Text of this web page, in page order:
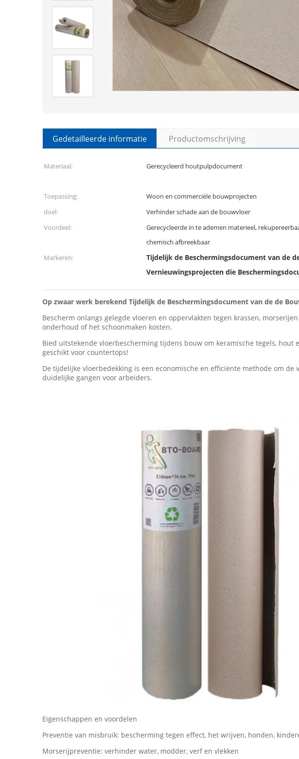
Gedetailleerde informatie Productomschrijving
Materiaal: Gerecycleerd houtpulpdocument
Toepassing:
Woon en commerciële bouwprojecten
doel:
Verhinder schade aan de bouwvloer
Voordeel:
Gerecycleerde in te ademen materieel,
chemisch afbreekbaar
Markeren: Tijdelijk de Beschermingsdocument van de
Vernieuwingsprojecten die
Op zwaar werk berekend Tijdelijk de Beschermingsdocument van de de
Bescherm onlangs gelegde vloeren en oppervlakten tegen krassen,
onderhoud of het schoonmaken kosten.
Bied uitstekende vloerbescherming tijdens bouw om keramische tegels,
geschikt voor countertops!
De tijdelijke vloerbedekking is een economische en efficiënte methode om
duidelijke gangen voor arbeiders.
Eigenschappen en voordelen
Preventie van misbruik: bescherming tegen effect, het wrijven, honden,
Morserijpreventie: verhinder water, modder, verf en vlekken